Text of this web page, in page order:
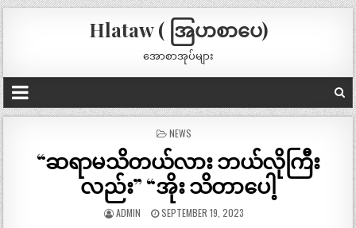
Hlataw ( အြပာစာပေ)
အောစာအုပ်များ
POSTED
IN
NEWS
“‌ဆရာမသိတယ်လား ဘယ်လိုကြီး
လည်း” “‌အိုး သိတာပေါ့
ADMIN SEPTEMBER 19, 2023